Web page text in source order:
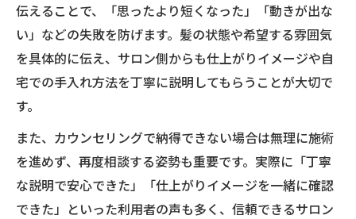
伝えることで、「思ったより短くなった」「動きが出な
い」などの失敗を防げます。髪の状態や希望する雰囲気
を具体的に伝え、サロン側からも仕上がりイメージや自
宅での手入れ方法を丁寧に説明してもらうことが大切で
す。
また、カウンセリングで納得できない場合は無理に施術
を進めず、再度相談する姿勢も重要です。実際に「丁寧
な説明で安心できた」「仕上がりイメージを一緒に確認
できた」といった利用者の声も多く、信頼できるサロン